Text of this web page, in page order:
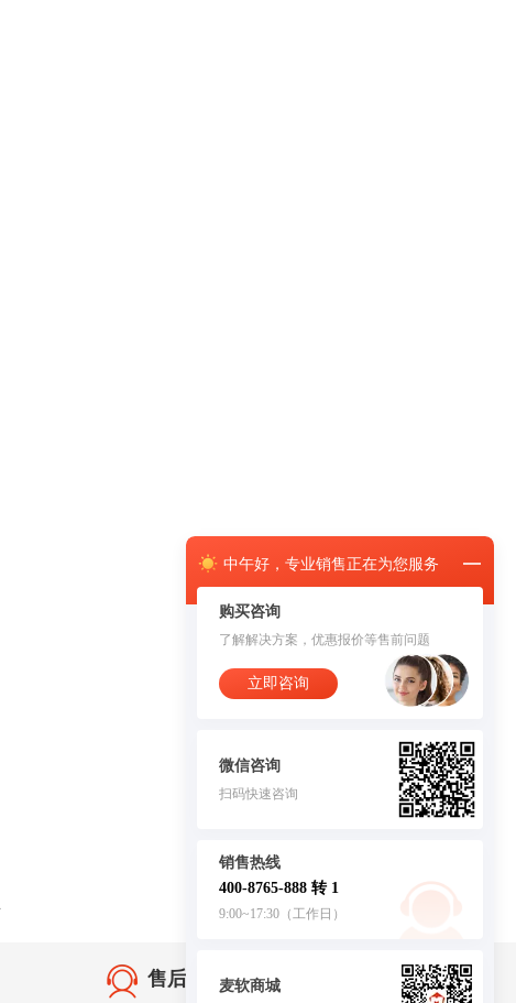
中午好， 专业销售正在为您服务
购买咨询
了解解决方案，优惠报价等售前问题
立即咨询
微信咨询
扫码快速咨询
销售热线
400-8765-888 转 1
9:00~17:30（工作日）
麦软商城
售后无忧·服务保障